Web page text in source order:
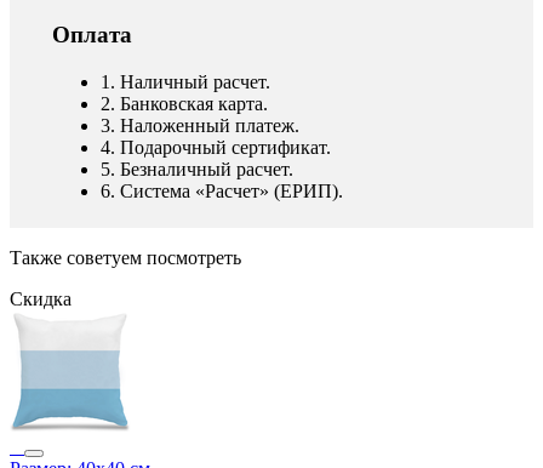
Оплата
1. Наличный расчет.
2. Банковская карта.
3. Наложенный платеж.
4. Подарочный сертификат.
5. Безналичный расчет.
6. Система «Расчет» (ЕРИП).
Также советуем посмотреть
Скидка